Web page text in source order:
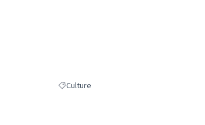
Filtrer les résultats de la catégorie : Culture
Culture